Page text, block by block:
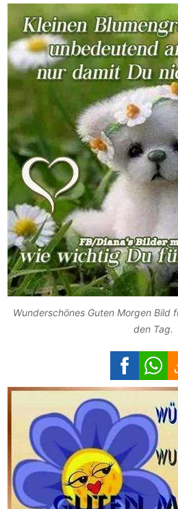
Wunderschönes Guten Morgen Bild
den Tag.